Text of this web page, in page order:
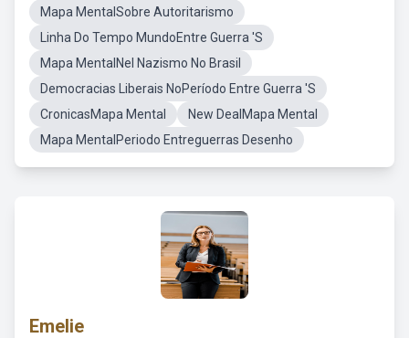
Mapa MentalSobre Autoritarismo
Linha Do Tempo MundoEntre Guerra 'S
Mapa MentalNel Nazismo No Brasil
Democracias Liberais NoPeríodo Entre Guerra 'S
CronicasMapa Mental
New DealMapa Mental
Mapa MentalPeriodo Entreguerras Desenho
Emelie